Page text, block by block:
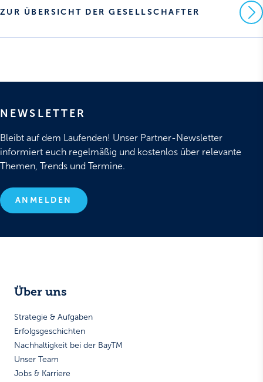
ZUR ÜBERSICHT DER GESELLSCHAFTER
NEWSLETTER
Bleibt auf dem Laufenden! Unser Partner-Newsletter
informiert euch regelmäßig und kostenlos über relevante
Themen, Trends und Termine.
ANMELDEN
Über uns
Strategie & Aufgaben
Erfolgsgeschichten
Nachhaltigkeit bei der BayTM
Unser Team
Jobs & Karriere